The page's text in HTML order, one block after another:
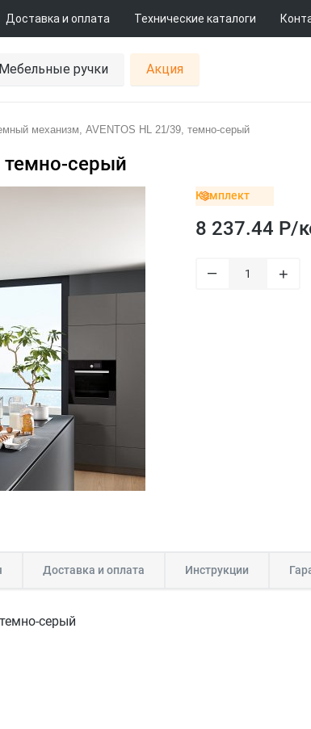
Доставка и оплата Технические каталоги
Мебельные ручки Акция
механизм, AVENTOS HL 21/39, темно-серый
темно-серый
Комплект
8 237.44 Р/
– +
Доставка и оплата Инструкции
серый